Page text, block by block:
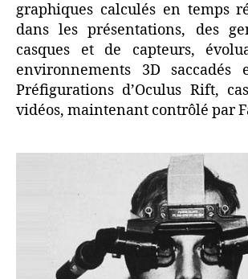
graphiques calculés en temps
dans les présentations, des
casques et de capteurs,
environnements 3D saccadés
Préfigurations d’Oculus Rift,
vidéos, maintenant contrôlé par